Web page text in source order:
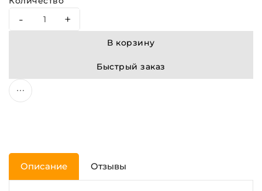
- +
В корзину
Быстрый заказ
Описание Отзывы